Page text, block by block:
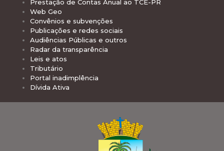
Prestação de Contas Anual ao TCE-PR
Web Geo
Convênios e subvenções
Publicações e redes sociais
Audiências Públicas e outros
Radar da transparência
Leis e atos
Tributário
Portal inadimplência
Dívida Ativa